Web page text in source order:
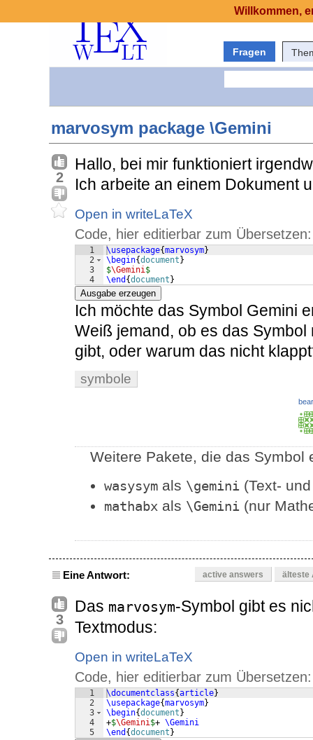
Fragen
marvosym package \Gemini
2
Hallo, bei mir funktioniert
Ich arbeite an einem Dokument
Open in writeLaTeX
Code, hier editierbar zum Übersetzen:
1
2
3
4
\usepackage{marvosym}
\begin{document }
$\Gemini$
\end {document }
Ausgabe erzeugen
Ich möchte das Symbol Gemini
Weiß jemand, ob es das
gibt, oder warum das nicht
symbole
Weitere Pakete, die das Symbol
wasysym als \gemini (Text-
mathabx als \Gemini (nur
Eine Antwort: active answers älteste
3
Das marvosym-Symbol gibt es
Textmodus:
Open in writeLaTeX
Code, hier editierbar zum Übersetzen:
1
2
3
4
5
\documentclass{article}
\usepackage{marvosym}
\begin{document }
+$\Gemini$+ \Gemini
\end {document }
Willkommen,